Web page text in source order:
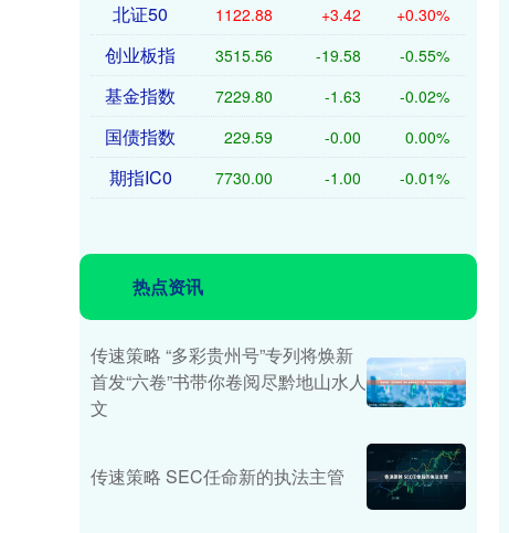
北证50 1122.88 +3.42 +0.30%
创业板指 3515.56 -19.58 -0.55%
基金指数 7229.80 -1.63 -0.02%
国债指数 229.59 -0.00 0.00%
期指IC0 7730.00 -1.00 -0.01%
热点资讯
传速策略 “多彩贵州号”专列将焕新
首发“六卷”书带你卷阅尽黔地山水人
文
传速策略 SEC任命新的执法主管